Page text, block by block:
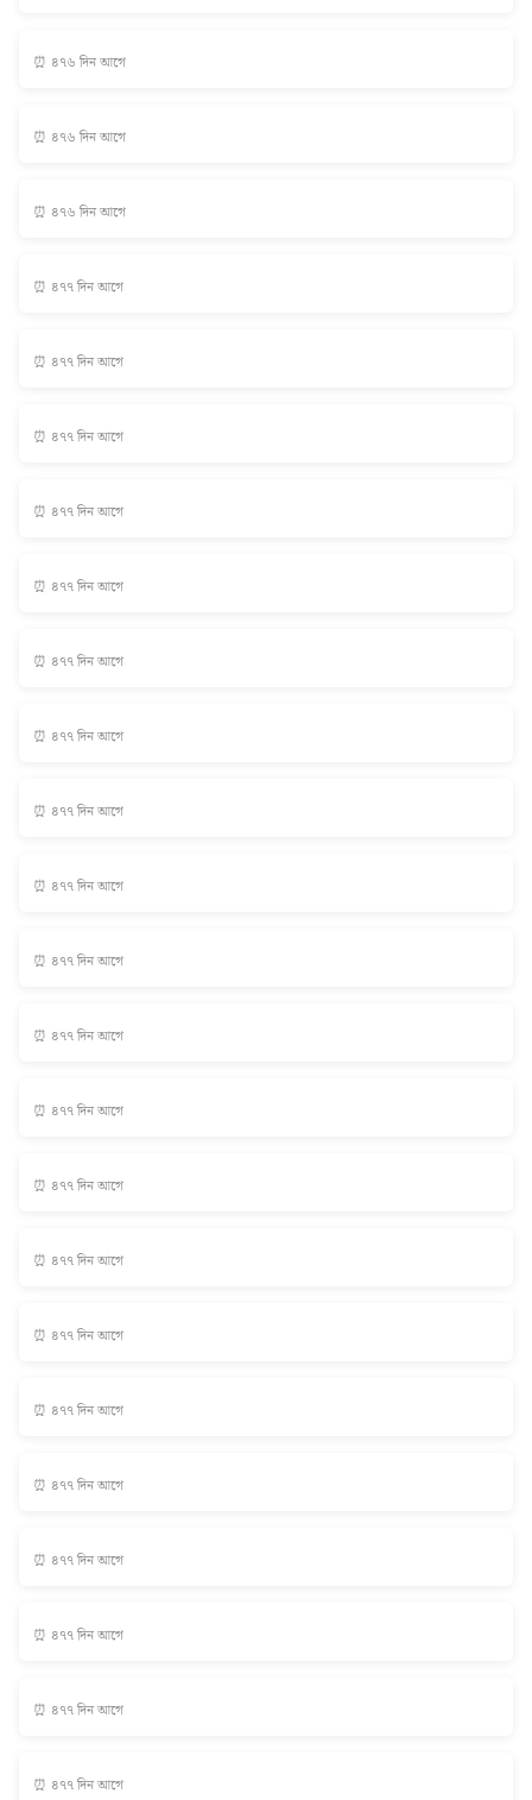
⏰ ৪৭৬ দিন আগে
⏰ ৪৭৬ দিন আগে
⏰ ৪৭৬ দিন আগে
⏰ ৪৭৭ দিন আগে
⏰ ৪৭৭ দিন আগে
⏰ ৪৭৭ দিন আগে
⏰ ৪৭৭ দিন আগে
⏰ ৪৭৭ দিন আগে
⏰ ৪৭৭ দিন আগে
⏰ ৪৭৭ দিন আগে
⏰ ৪৭৭ দিন আগে
⏰ ৪৭৭ দিন আগে
⏰ ৪৭৭ দিন আগে
⏰ ৪৭৭ দিন আগে
⏰ ৪৭৭ দিন আগে
⏰ ৪৭৭ দিন আগে
⏰ ৪৭৭ দিন আগে
⏰ ৪৭৭ দিন আগে
⏰ ৪৭৭ দিন আগে
⏰ ৪৭৭ দিন আগে
⏰ ৪৭৭ দিন আগে
⏰ ৪৭৭ দিন আগে
⏰ ৪৭৭ দিন আগে
⏰ ৪৭৭ দিন আগে